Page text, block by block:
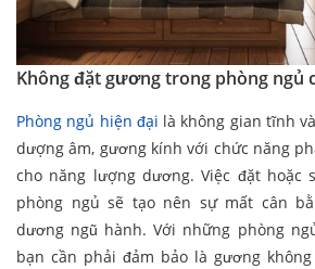
Không đặt gương trong phòng ngủ
Phòng ngủ hiện đại là không gian tĩnh
dượng âm, gương kính với chức năng
cho năng lượng dương. Việc đặt hoặc
phòng ngủ sẽ tạo nên sự mất cân
dương ngũ hành. Với những phòng
bạn cần phải đảm bảo là gương